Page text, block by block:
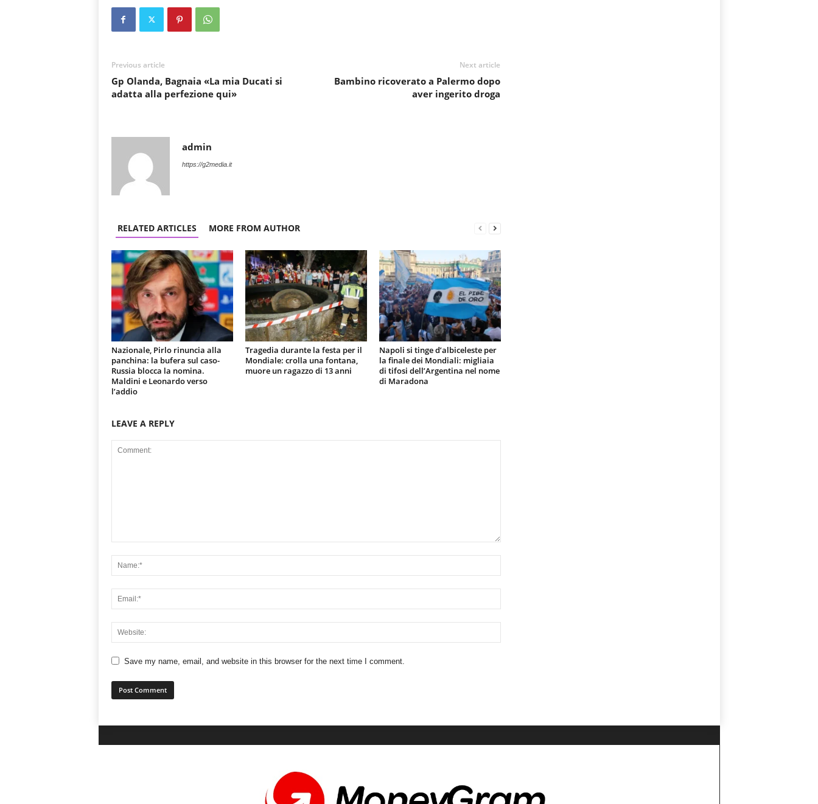
Previous article
Gp Olanda, Bagnaia «La mia Ducati si
adatta alla perfezione qui»
Next article
Bambino ricoverato a Palermo dopo
aver ingerito droga
admin
https://g2media.it
RELATED ARTICLES MORE FROM AUTHOR
Nazionale, Pirlo rinuncia alla
panchina: la bufera sul caso-
Russia blocca la nomina.
Maldini e Leonardo verso
l’addio
Tragedia durante la festa per il
Mondiale: crolla una fontana,
muore un ragazzo di 13 anni
Napoli si tinge d’albiceleste per
la finale dei Mondiali: migliaia
di tifosi dell’Argentina nel nome
di Maradona
LEAVE A REPLY
Save my name, email, and website in this browser for the next time I comment.